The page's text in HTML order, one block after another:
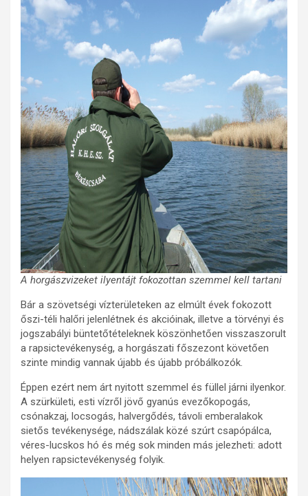
A horgászvizeket ilyentájt fokozottan szemmel kell tartani
Bár a szövetségi vízterületeken az elmúlt évek fokozott
őszi-téli halőri jelenlétnek és akcióinak, illetve a törvényi és
jogszabályi büntetőtételeknek köszönhetően visszaszorult
a rapsictevékenység, a horgászati főszezont követően
szinte mindig vannak újabb és újabb próbálkozók.
Éppen ezért nem árt nyitott szemmel és füllel járni ilyenkor.
A szürkületi, esti vízről jövő gyanús evezőkopogás,
csónakzaj, locsogás, halvergődés, távoli emberalakok
sietős tevékenysége, nádszálak közé szúrt csapópálca,
véres-lucskos hó és még sok minden más jelezheti: adott
helyen rapsictevékenység folyik.